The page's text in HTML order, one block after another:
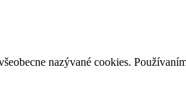
nazývané cookies.